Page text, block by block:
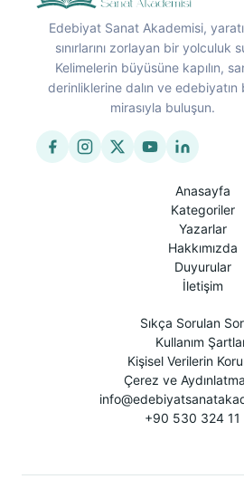
Edebiyat Sanat Akademisi,
sınırlarını zorlayan bir yolculuk
Kelimelerin büyüsüne kapılın,
derinliklerine dalın ve edebiyatın
mirasıyla buluşun.
Anasayfa
Kategoriler
Yazarlar
Hakkımızda
Duyurular
İletişim
Sıkça Sorulan
Kullanım
Kişisel Verilerin
Çerez ve
+90 530 324 11